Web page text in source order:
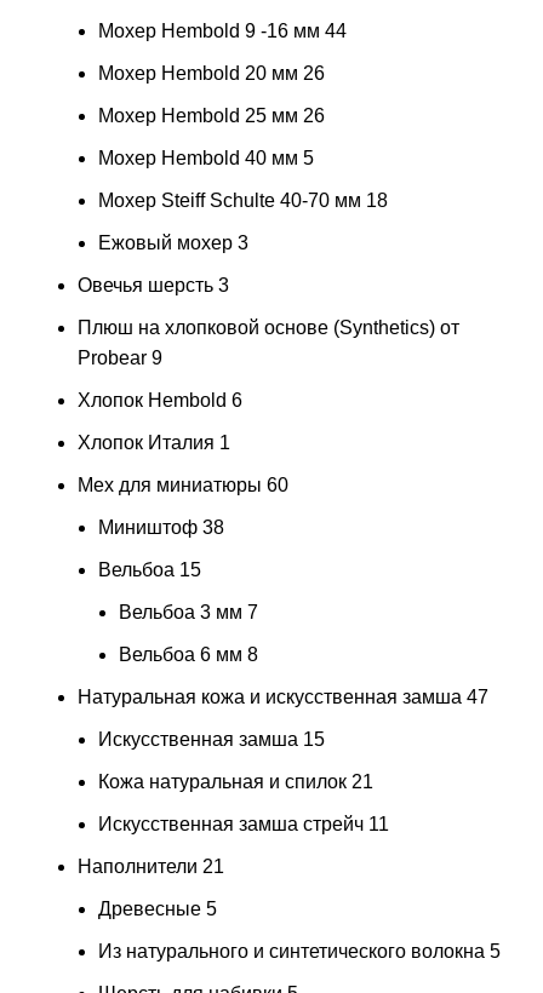
Мохер Hembold 9 -16 мм 44
Мохер Hembold 20 мм 26
Мохер Hembold 25 мм 26
Мохер Hembold 40 мм 5
Мохер Steiff Schulte 40-70 мм 18
Ежовый мохер 3
Овечья шерсть 3
Плюш на хлопковой основе (Synthetics) от
Probear 9
Хлопок Hembold 6
Хлопок Италия 1
Мех для миниатюры 60
Миништоф 38
Вельбоа 15
Вельбоа 3 мм 7
Вельбоа 6 мм 8
Натуральная кожа и искусственная замша 47
Искусственная замша 15
Кожа натуральная и спилок 21
Искусственная замша стрейч 11
Наполнители 21
Древесные 5
Из натурального и синтетического волокна 5